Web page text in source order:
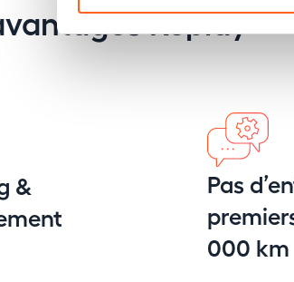
Replay
&
Pas
000 km